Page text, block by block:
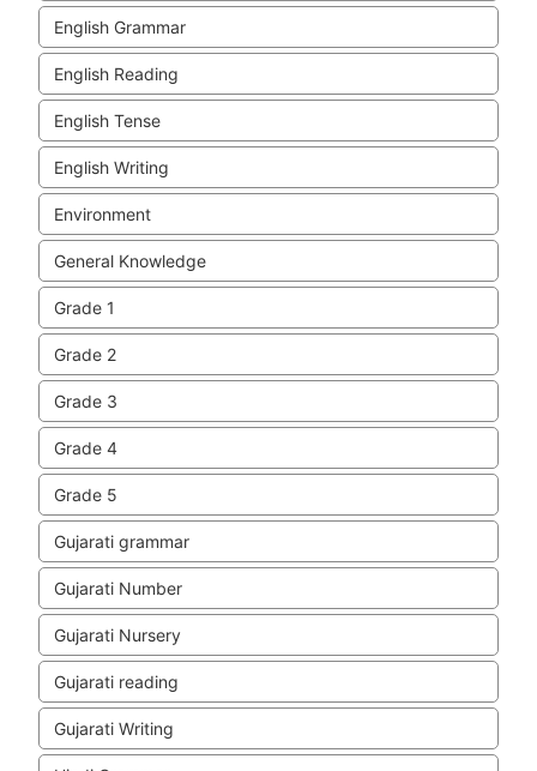
English Grammar
English Reading
English Tense
English Writing
Environment
General Knowledge
Grade 1
Grade 2
Grade 3
Grade 4
Grade 5
Gujarati grammar
Gujarati Number
Gujarati Nursery
Gujarati reading
Gujarati Writing